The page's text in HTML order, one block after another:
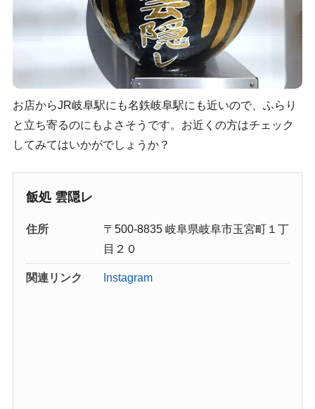
お店からJR岐阜駅にも名鉄岐阜駅にも近いので、ふらり
と立ち寄るのにもよさそうです。お近くの方はチェック
してみてはいかがでしょうか？
飯処 雲隠レ
住所
〒500-8835 岐阜県岐阜市玉宮町１丁
目２０
関連リンク Instagram